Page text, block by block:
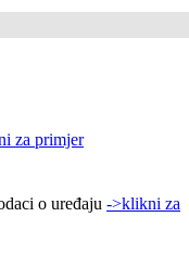
za primjer
o uređaju ->klikni za